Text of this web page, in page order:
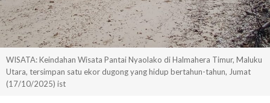
WISATA: Keindahan Wisata Pantai Nyaolako di Halmahera Timur, Maluku
Utara, tersimpan satu ekor dugong yang hidup bertahun-tahun, Jumat
(17/10/2025) ist